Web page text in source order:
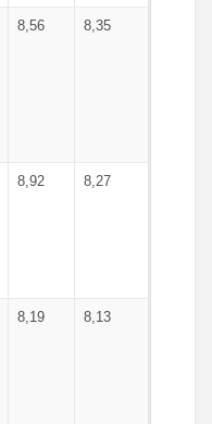
8,56 8,35
8,92 8,27
8,19 8,13